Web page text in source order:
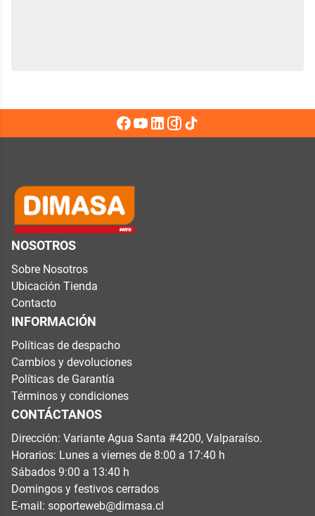
NOSOTROS
Sobre Nosotros
Ubicación Tienda
Contacto
INFORMACIÓN
Políticas de despacho
Cambios y devoluciones
Políticas de Garantía
Términos y condiciones
CONTÁCTANOS
Dirección: Variante Agua Santa #4200, Valparaíso.
Horarios: Lunes a viernes de 8:00 a 17:40 h
Sábados 9:00 a 13:40 h
Domingos y festivos cerrados
E-mail: soporteweb@dimasa.cl